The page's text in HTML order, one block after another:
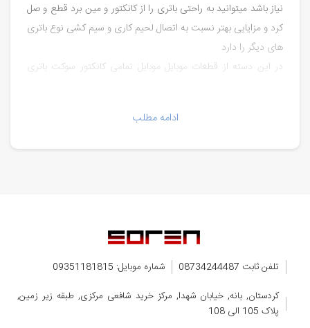
نیاز باشد میتوانید به راحتی باتری را از کانکتور و مین برد قطع و صل
کرد و مزایایی بهتر نسبت به اتصال لحیم کاری و سیم کشی نوع باتری
های دیگر را دارد
در این دسته از قطعات موبایل موبایل تمامی کانکتور سوکت باتری
خرید کانکتور باتری
قطعه کانکتور باتری
کندن کانکتور باتری
شکستن کانکتور باتری
ادامه مطلب
تلفن ثابت 08734244487
شماره موبایل: 09351181815
کردستان, بانه, خیابان شهدا, مرکز خرید شافعی مرکزی, طبقه زیر زمین,
پلاک 105 الی 108